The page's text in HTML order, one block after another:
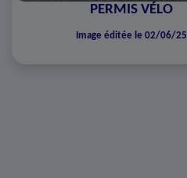
PERMIS VÉLO
Image éditée le 02/06/25